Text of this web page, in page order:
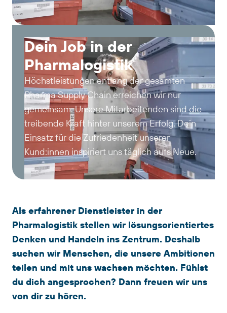
Dein Job in der
Pharmalogistik
Höchstleistungen entlang der gesamten
Pharma Supply Chain erreichen wir nur
gemeinsam. Unsere Mitarbeitenden sind die
treibende Kraft hinter unserem Erfolg. Dein
Einsatz für die Zufriedenheit unserer
Kund:innen inspiriert uns täglich aufs Neue.
Als erfahrener Dienstleister in der
Pharmalogistik stellen wir lösungsorientiertes
Denken und Handeln ins Zentrum. Deshalb
suchen wir Menschen, die unsere Ambitionen
teilen und mit uns wachsen möchten. Fühlst
du dich angesprochen? Dann freuen wir uns
von dir zu hören.